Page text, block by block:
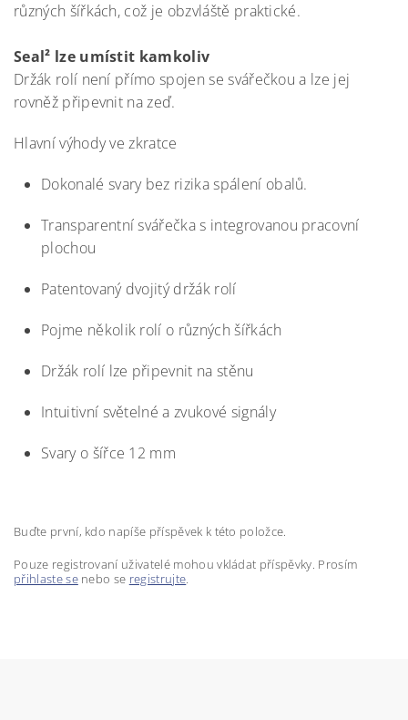
různých šířkách, což je obzvláště praktické.
Seal² lze umístit kamkoliv
Držák rolí není přímo spojen se svářečkou a lze jej
rovněž připevnit na zeď.
Hlavní výhody ve zkratce
Dokonalé svary bez rizika spálení obalů.
Transparentní svářečka s integrovanou pracovní
plochou
Patentovaný dvojitý držák rolí
Pojme několik rolí o různých šířkách
Držák rolí lze připevnit na stěnu
Intuitivní světelné a zvukové signály
Svary o šířce 12 mm
Buďte první, kdo napíše příspěvek k této položce.
Pouze registrovaní uživatelé mohou vkládat příspěvky. Prosím
přihlaste senebo se registrujte.